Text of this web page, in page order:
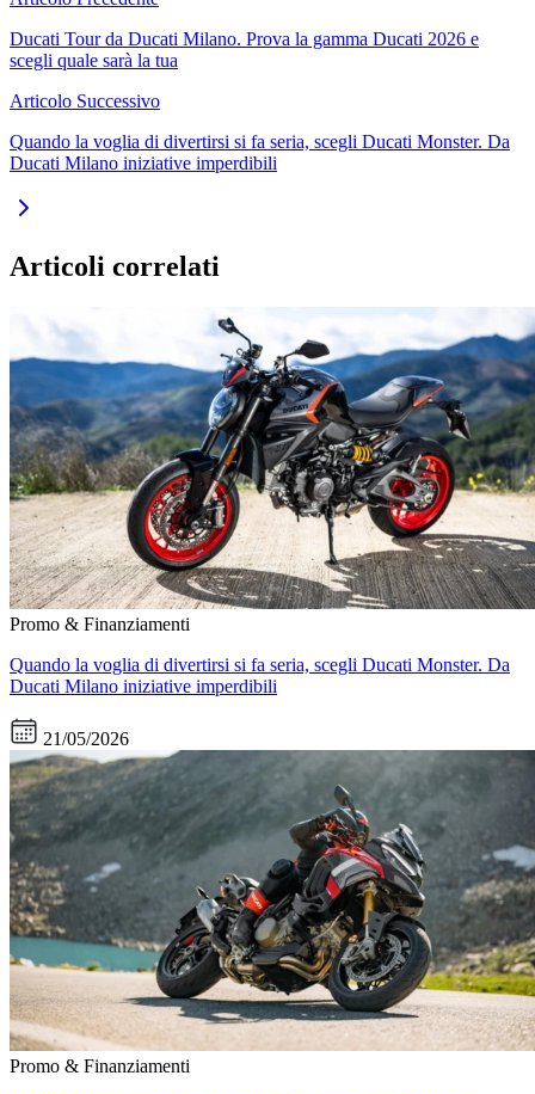
Ducati Tour da Ducati Milano. Prova la gamma Ducati 2026 e
scegli quale sarà la tua
Articolo Successivo
Quando la voglia di divertirsi si fa seria, scegli Ducati Monster. Da
Ducati Milano iniziative imperdibili
Articoli correlati
Promo & Finanziamenti
Quando la voglia di divertirsi si fa seria, scegli Ducati Monster. Da
Ducati Milano iniziative imperdibili
21/05/2026
Promo & Finanziamenti